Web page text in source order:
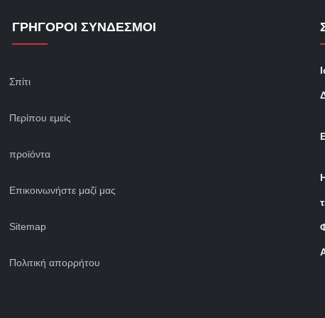
ΓΡΉΓΟΡΟΙ ΣΎΝΔΕΣΜΟΙ
Σπίτι
Περίπου εμείς
προϊόντα
Επικοινωνήστε μαζί μας
Sitemap
Πολιτική απορρήτου